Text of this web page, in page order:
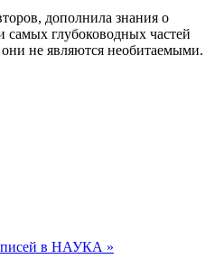
дополнила знания о
самых глубоководных частей
они не являются необитаемыми.
в НАУКА »